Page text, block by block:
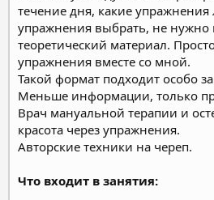
течение дня, какие упражнения
упражнения выбрать, не нужно
теоретический материал.
упражнения вместе со мной.
Такой формат подходит особо
Меньше информации, только
Врач мануальной терапии и
красота через упражнения.
Авторские техники на череп.
Что входит в занятия: